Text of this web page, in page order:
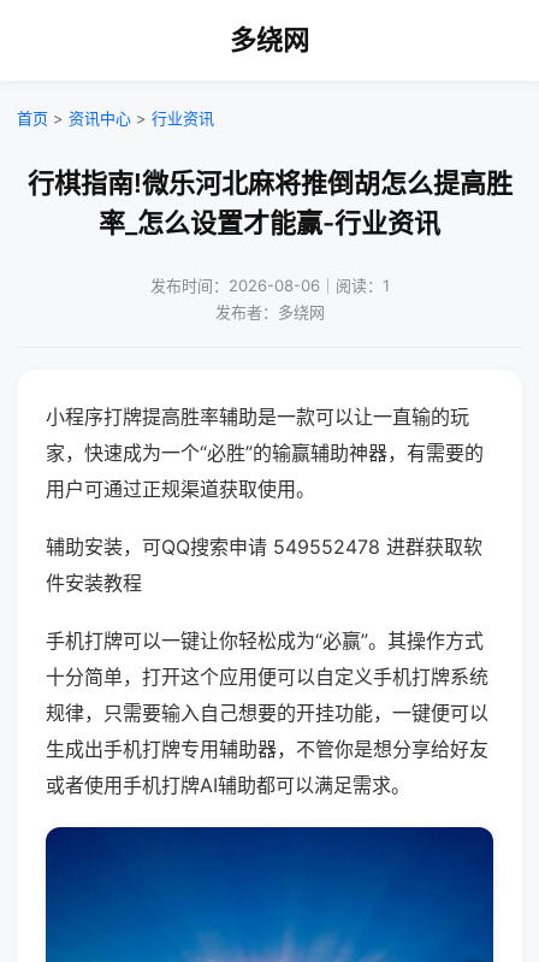
多绕网
首页 > 资讯中心 > 行业资讯
行棋指南!微乐河北麻将推倒胡怎么提高胜
率_怎么设置才能赢-行业资讯
发布时间：2026-08-06｜阅读：1
发布者：多绕网
小程序打牌提高胜率辅助是一款可以让一直输的玩
家，快速成为一个“必胜”的输赢辅助神器，有需要的
用户可通过正规渠道获取使用。
辅助安装，可QQ搜索申请 549552478 进群获取软
件安装教程
手机打牌可以一键让你轻松成为“必赢”。其操作方式
十分简单，打开这个应用便可以自定义手机打牌系统
规律，只需要输入自己想要的开挂功能，一键便可以
生成出手机打牌专用辅助器，不管你是想分享给好友
或者使用手机打牌AI辅助都可以满足需求。